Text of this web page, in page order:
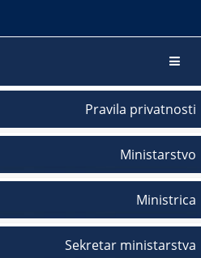
Pravila privatnosti
Ministarstvo
Ministrica
Sekretar ministarstva